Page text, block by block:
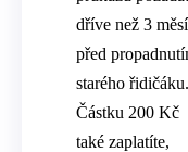
dříve než 3
před
starého řidičáku.
Částku 200 Kč
také zaplatíte,